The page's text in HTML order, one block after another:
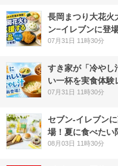
長岡まつり大花火
ン−イレブンに登
07月31日 11時30分
すき家が「冷やし
い一杯を実食体験
07月31日 11時30分
セブン‐イレブン
場！夏に食べたい
08月03日 11時30分